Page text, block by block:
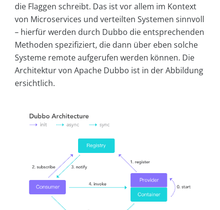
die Flaggen schreibt. Das ist vor allem im Kontext
von Microservices und verteilten Systemen sinnvoll
– hierfür werden durch Dubbo die entsprechenden
Methoden spezifiziert, die dann über eben solche
Systeme remote aufgerufen werden können. Die
Architektur von Apache Dubbo ist in der Abbildung
ersichtlich.